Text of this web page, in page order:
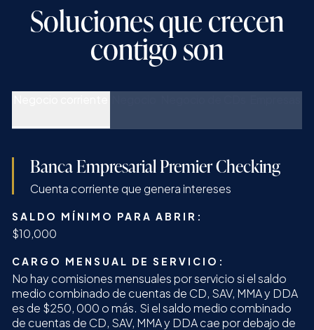
Soluciones que crecen
contigoson
Banca Empresarial Premier Checking
Cuenta corriente que genera intereses
SALDO MÍNIMO PARA ABRIR:
$10,000
CARGO MENSUAL DE SERVICIO:
No hay comisiones mensuales por servicio si el saldo
medio combinado de cuentas de CD, SAV, MMA y DDA
es de $250, 000 o más. Si el saldo medio combinado
de cuentas de CD, SAV, MMA y DDA cae por debajo de